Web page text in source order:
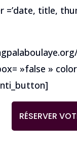
=’date, title,
»false »
RÉSERVER